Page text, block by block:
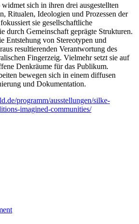
sich in ihren drei ausgestellten
Ritualen, Ideologien und Prozessen der
sie gesellschaftliche
durch Gemeinschaft geprägte Strukturen.
Entstehung von Stereotypen und
resultierenden Verantwortung des
Fingerzeig. Vielmehr setzt sie auf
Denkräume für das Publikum.
bewegen sich in einem diffusen
und Dokumentation.
programm/ausstellungen/silke-
imagined-communities/